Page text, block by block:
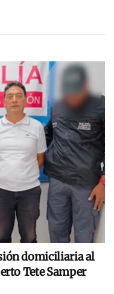
domiciliaria al
Tete Samper